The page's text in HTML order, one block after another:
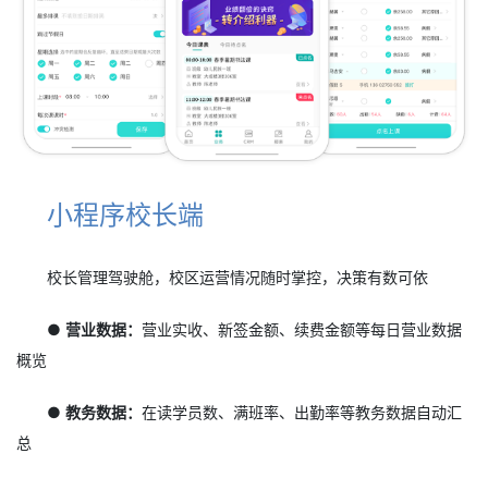
小程序校长端
校长管理驾驶舱，校区运营情况随时掌控，决策有数可依
● 营业数据：营业实收、新签金额、续费金额等每日营业数据
概览
● 教务数据：在读学员数、满班率、出勤率等教务数据自动汇
总